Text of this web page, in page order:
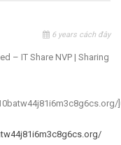
6 years cách đây
– IT Share NVP | Sharing